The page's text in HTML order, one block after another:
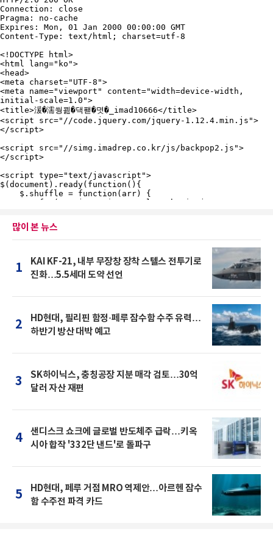
많이 본 뉴스
1
KAI KF-21, 내부 무장창 장착 스텔스 전투기로
진화…5.5세대 도약 선언
2
HD현대, 필리핀 함정·페루 잠수함 수주 유력…
하반기 방산 대박 예고
3
SK하이닉스, 충칭공장 지분 매각 검토…30억
달러 자산 재편
4
샌디스크 쇼크에 글로벌 반도체주 급락…키옥
시아 합작 '332단 낸드'로 돌파구
5
HD현대, 페루 거점 MRO 역제안…아르헨 잠수
함 수주전 파격 카드